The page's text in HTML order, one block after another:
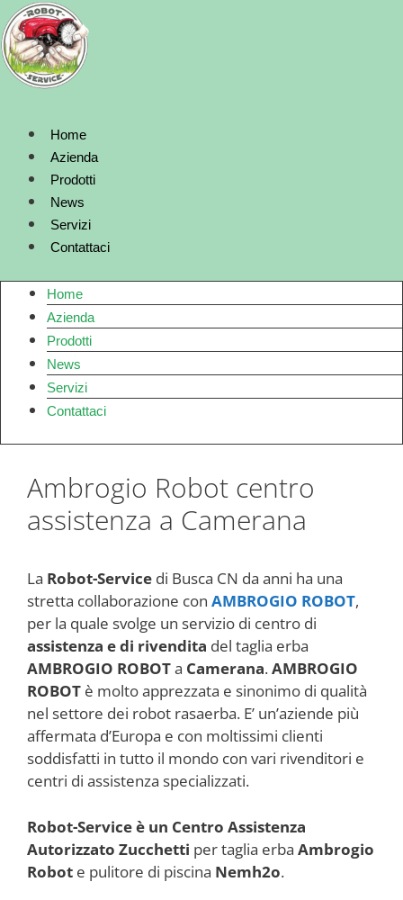
Vai
al
contenuto
Home
Azienda
Prodotti
News
Servizi
Contattaci
Home
Azienda
Prodotti
News
Servizi
Contattaci
Ambrogio Robot centro
assistenza a Camerana
La Robot-Service di Busca CN da anni ha una
stretta collaborazione con AMBROGIO ROBOT,
per la quale svolge un servizio di centro di
assistenza e di rivendita del taglia erba
AMBROGIO ROBOTa Camerana.AMBROGIO
ROBOT è molto apprezzata e sinonimo di qualità
nel settore dei robot rasaerba. E’ un’aziende più
affermata d’Europa e con moltissimi clienti
soddisfatti in tutto il mondo con vari rivenditori e
centri di assistenza specializzati.
Robot-Service è un Centro Assistenza
Autorizzato Zucchetti per taglia erba Ambrogio
Robot e pulitore di piscina Nemh2o.